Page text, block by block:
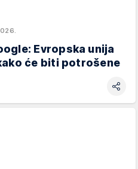
Evropska unija
će biti potrošene